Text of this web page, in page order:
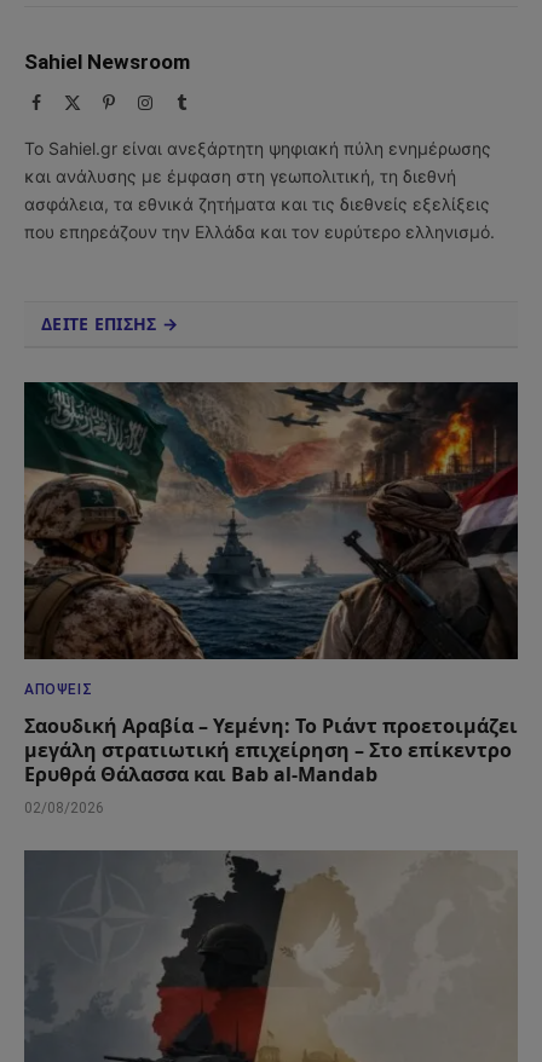
Sahiel Newsroom
Facebook PinterestInstagram
Tumblr
Το Sahiel.gr είναι ανεξάρτητη ψηφιακή πύλη ενημέρωσης
και ανάλυσης με έμφαση στη γεωπολιτική, τη διεθνή
ασφάλεια, τα εθνικά ζητήματα και τις διεθνείς εξελίξεις
που επηρεάζουν την Ελλάδα και τον ευρύτερο ελληνισμό.
ΔΕΙΤΕ ΕΠΙΣΗΣ →
ΑΠΌΨΕΙΣ
Σαουδική Αραβία – Υεμένη: Το Ριάντ προετοιμάζει
μεγάλη στρατιωτική επιχείρηση – Στο επίκεντρο
Ερυθρά Θάλασσα και Bab al-Mandab
02/08/2026